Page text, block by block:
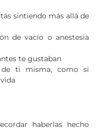
sintiendo más allá de
de vacío o anestesia
te gustaban
de ti misma, como si
haberlas hecho